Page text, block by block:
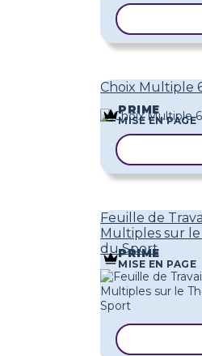
Choix Multiple
PRIME
MISE EN PAGE
Feuille de
Multiples sur
du Sport
PRIME
MISE EN PAGE